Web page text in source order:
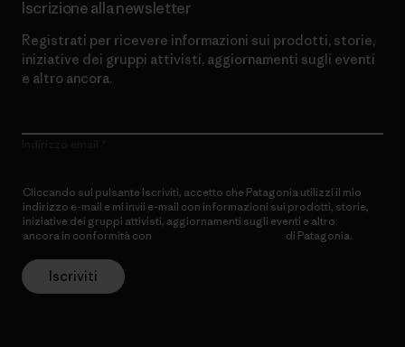
Iscrizione alla newsletter
Registrati per ricevere informazioni sui prodotti, storie,
iniziative dei gruppi attivisti, aggiornamenti sugli eventi
e altro ancora.
Cliccando sul pulsante Iscriviti, accetto che Patagonia utilizzi il mio
indirizzo e-mail e mi invii e-mail con informazioni sui prodotti, storie,
iniziative dei gruppi attivisti, aggiornamenti sugli eventi e altro
ancora in conformità con
di Patagonia.
Iscriviti